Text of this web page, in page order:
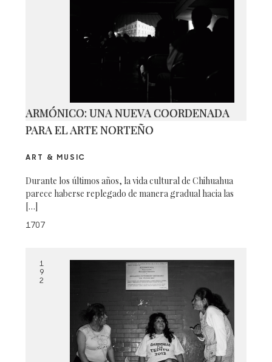
ARMÓNICO: UNA NUEVA COORDENADA
PARA EL ARTE NORTEÑO
ART & MUSIC
Durante los últimos años, la vida cultural de Chihuahua
parece haberse replegado de manera gradual hacia las
[…]
1707
1
9
2